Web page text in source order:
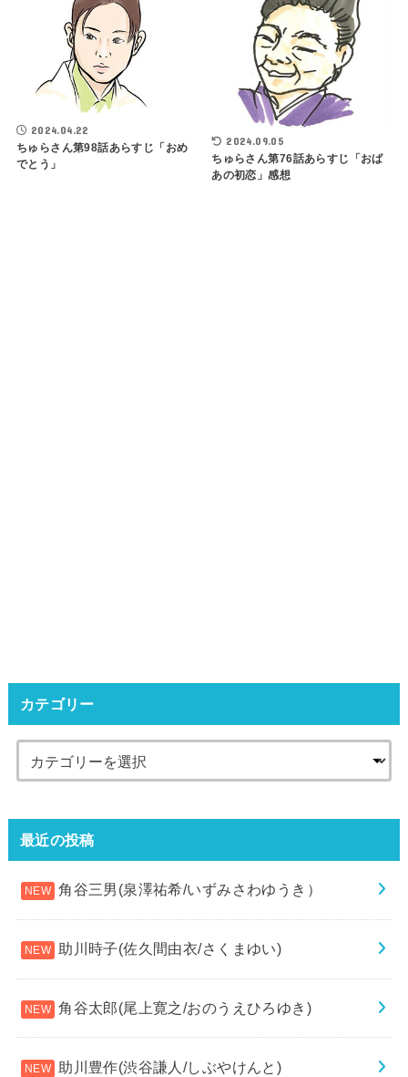
2024.04.22
ちゅらさん第98話あらすじ「おめ
でとう」
2024.09.05
ちゅらさん第76話あらすじ「おば
あの初恋」感想
カテゴリー
最近の投稿
角谷三男(泉澤祐希/いずみさわゆうき）
助川時子(佐久間由衣/さくまゆい)
角谷太郎(尾上寛之/おのうえひろゆき)
助川豊作(渋谷謙人/しぶやけんと)